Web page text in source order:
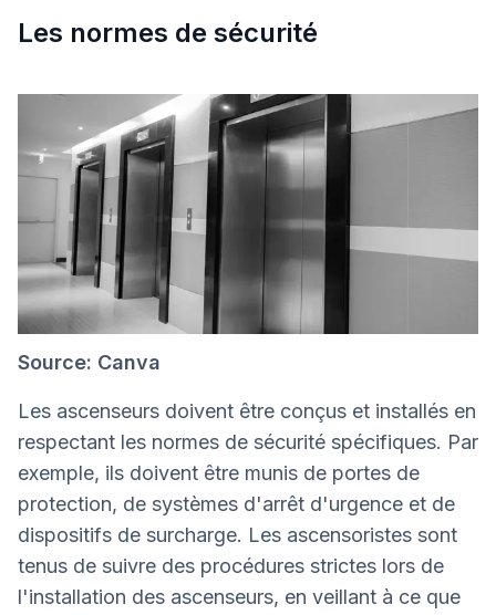
Les normes de sécurité
Source: Canva
Les ascenseurs doivent être conçus et installés en
respectant les normes de sécurité spécifiques. Par
exemple, ils doivent être munis de portes de
protection, de systèmes d'arrêt d'urgence et de
dispositifs de surcharge. Les ascensoristes sont
tenus de suivre des procédures strictes lors de
l'installation des ascenseurs, en veillant à ce que